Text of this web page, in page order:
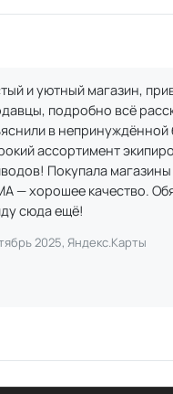
и уютный магазин,
подробно всё
в непринуждённой
ассортимент
Покупала
— хорошее качество.
сюда ещё!
2025, Яндекс.Карты